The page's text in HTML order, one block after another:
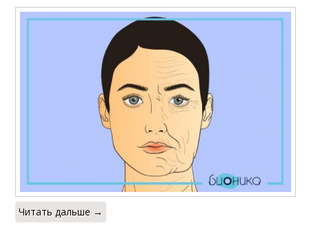
Читать дальше →